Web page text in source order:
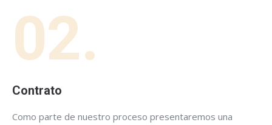
02.
Contrato
Como parte de nuestro proceso presentaremos una